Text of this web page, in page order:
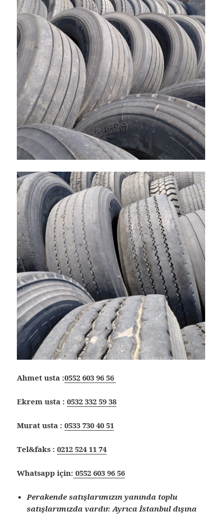
Ahmet usta :0552 603 96 56
Ekrem usta :0532 332 59 38
Murat usta :0533 730 40 51
Tel&faks :0212 524 11 74
Whatsapp için: 0552 603 96 56
Perakende satışlarımızın yanında toplu
satışlarımızda vardır. Ayrıca İstanbul dışına